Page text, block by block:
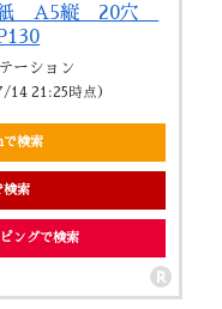
紙 A5縦 20穴
ーション
14 21:25時点）
で検索
検索
ングで検索